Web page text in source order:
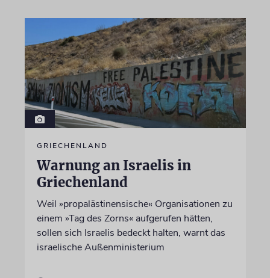
GRIECHENLAND
Warnung an Israelis in
Griechenland
Weil »propalästinensische« Organisationen zu
einem »Tag des Zorns« aufgerufen hätten,
sollen sich Israelis bedeckt halten, warnt das
israelische Außenministerium